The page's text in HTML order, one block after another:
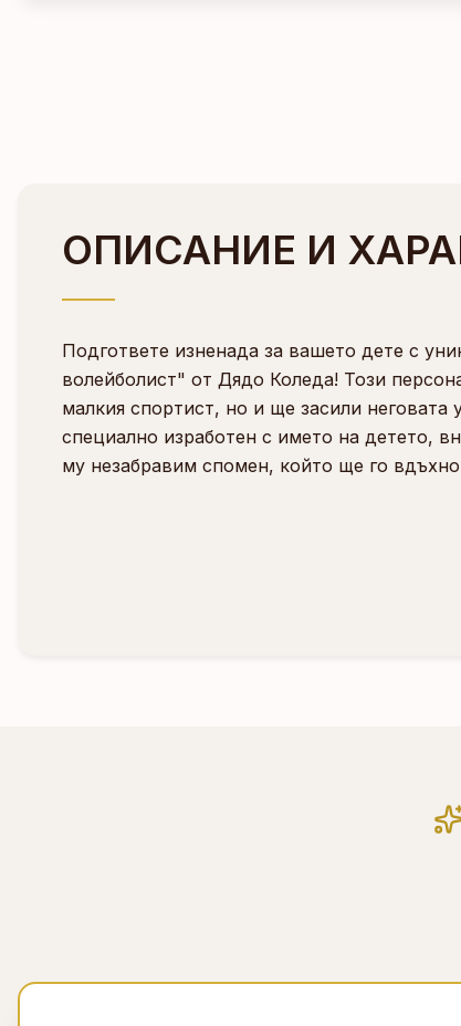
ОПИСАНИЕ И
Подгответе изненада за вашето дете с
волейболист" от Дядо Коледа! Този
малкия спортист, но и ще засили
специално изработен с името на детето,
му незабравим спомен, който ще го